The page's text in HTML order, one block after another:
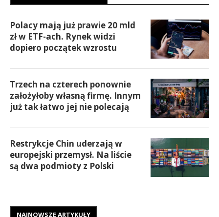
Polacy mają już prawie 20 mld
zł w ETF-ach. Rynek widzi
dopiero początek wzrostu
Trzech na czterech ponownie
założyłoby własną firmę. Innym
już tak łatwo jej nie polecają
Restrykcje Chin uderzają w
europejski przemysł. Na liście
są dwa podmioty z Polski
NAJNOWSZE ARTYKUŁY